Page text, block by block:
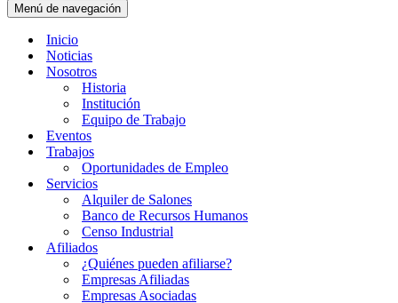
Menú de navegación
Inicio
Noticias
Nosotros
Historia
Institución
Equipo de Trabajo
Eventos
Trabajos
Oportunidades de Empleo
Servicios
Alquiler de Salones
Banco de Recursos Humanos
Censo Industrial
Afiliados
¿Quiénes pueden afiliarse?
Empresas Afiliadas
Empresas Asociadas